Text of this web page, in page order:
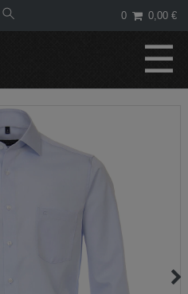
0 0,00 €
☰